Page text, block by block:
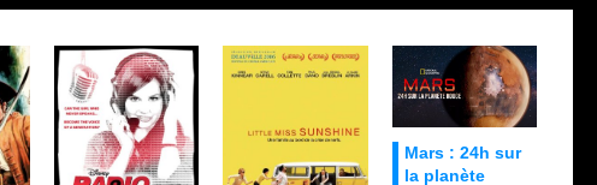
Mars : 24h sur
la planète